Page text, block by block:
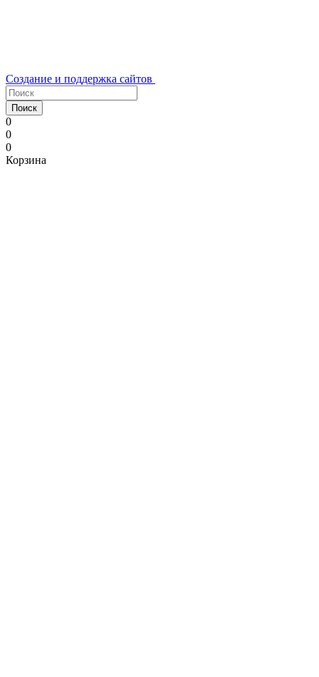
Создание и поддержка сайтов
Поиск
0
0
0
Корзина